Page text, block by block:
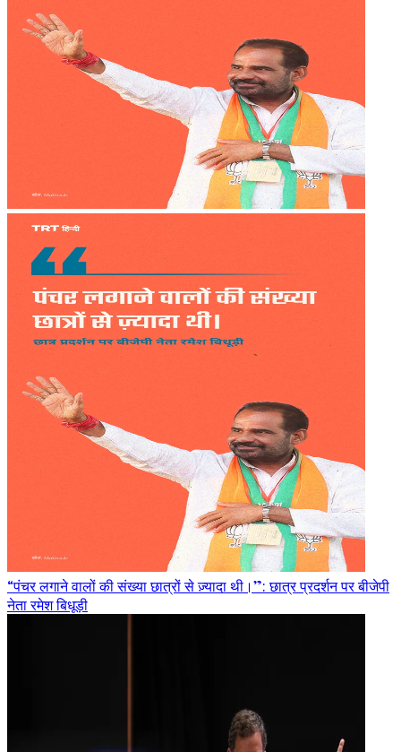
“पंचर लगाने वालों की संख्या छात्रों से ज़्यादा थी।”: छात्र प्रदर्शन पर बीजेपी
नेता रमेश बिधूड़ी